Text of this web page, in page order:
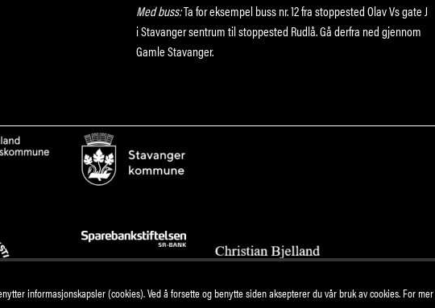
Med buss:Ta for eksempel buss nr. 12 fra stoppested Olav Vs gate J
i Stavanger sentrum til stoppested Rudlå. Gå derfra ned gjennom
Gamle Stavanger.
informasjonskapsler (cookies). Ved å forsette og benytte siden aksepterer du vår bruk av cookies. For mer